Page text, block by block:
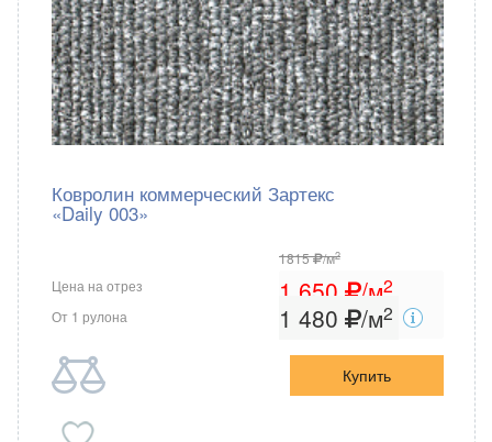
Ковролин коммерческий Зартекс
«Daily 003»
Цена на отрез
От 1 рулона
1815 /м2
1 650 /м2
1 480 /м2
Купить